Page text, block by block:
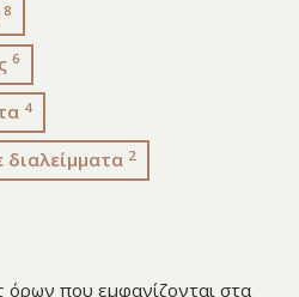
8
6
4
διαλείμματα 2
όρων που εμφανίζονται στα